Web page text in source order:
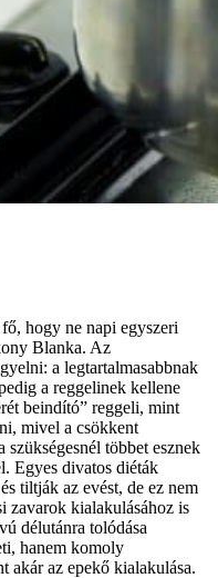
hogy ne napi egyszeri
Blanka. Az
a legtartalmasabbnak
a reggelinek kellene
beindító” reggeli, mint
mivel a csökkent
többet esznek
Egyes divatos diéták
tiltják az evést, de ez nem
zavarok kialakulásához is
délutánra tolódása
hanem komoly
akár az epekő kialakulása.